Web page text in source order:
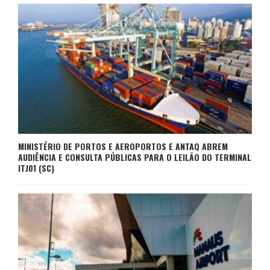
MINISTÉRIO DE PORTOS E AEROPORTOS E ANTAQ ABREM
AUDIÊNCIA E CONSULTA PÚBLICAS PARA O LEILÃO DO TERMINAL
ITJ01 (SC)